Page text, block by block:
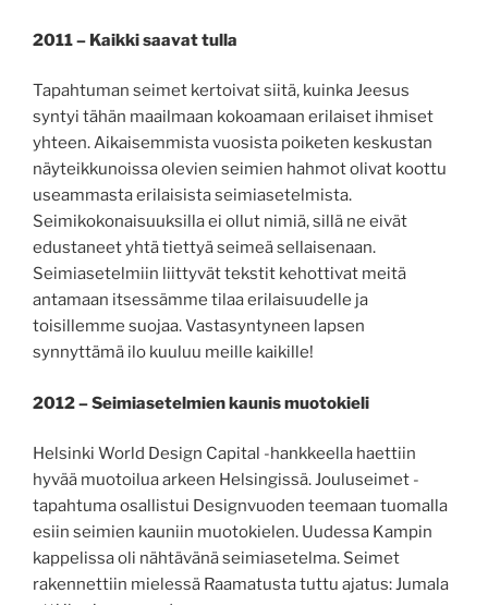
2011 – Kaikki saavat tulla
Tapahtuman seimet kertoivat siitä, kuinka Jeesus
syntyi tähän maailmaan kokoamaan erilaiset ihmiset
yhteen. Aikaisemmista vuosista poiketen keskustan
näyteikkunoissa olevien seimien hahmot olivat koottu
useammasta erilaisista seimiasetelmista.
Seimikokonaisuuksilla ei ollut nimiä, sillä ne eivät
edustaneet yhtä tiettyä seimeä sellaisenaan.
Seimiasetelmiin liittyvät tekstit kehottivat meitä
antamaan itsessämme tilaa erilaisuudelle ja
toisillemme suojaa. Vastasyntyneen lapsen
synnyttämä ilo kuuluu meille kaikille!
2012 – Seimiasetelmien kaunis muotokieli
Helsinki World Design Capital -hankkeella haettiin
hyvää muotoilua arkeen Helsingissä. Jouluseimet -
tapahtuma osallistui Designvuoden teemaan tuomalla
esiin seimien kauniin muotokielen. Uudessa Kampin
kappelissa oli nähtävänä seimiasetelma. Seimet
rakennettiin mielessä Raamatusta tuttu ajatus: Jumala